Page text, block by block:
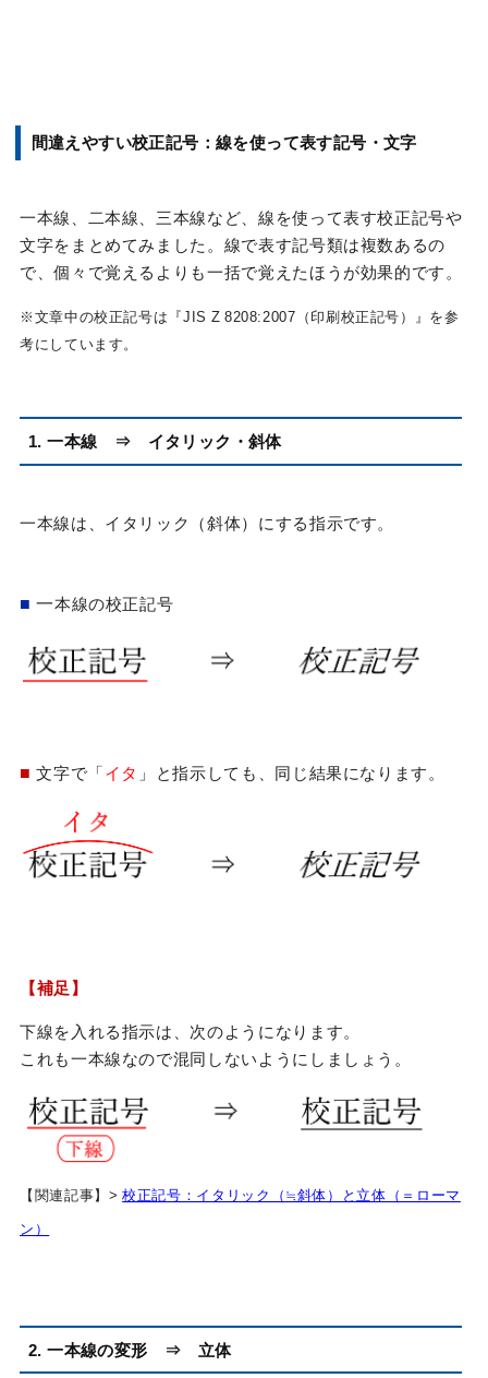
間違えやすい校正記号： 線を使って表す記号・文字
一本線、二本線、三本線など、線を使って表す校正記号や
文字をまとめてみました。線で表す記号類は複数あるの
で、個々で覚えるよりも一括で覚えたほうが効果的です。
※文章中の校正記号は『JIS Z 8208:2007（印刷校正記号）』を参
考にしています。
1. 一本線 ⇒ イタリック・斜体
一本線は、イタリック（斜体）にする指示です。
■ 一本線の校正記号
■文字で「 イタ 」と指示しても、同じ結果になります。
【補足】
下線を入れる指示は、次のようになります。
これも一本線なので混同しないようにしましょう。
【関連記事】>校正記号：イタリック（≒斜体）と立体（＝ローマ
ン）
2.一本線の変形 ⇒ 立体